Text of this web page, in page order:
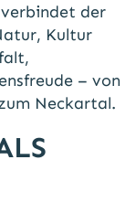
der
Kultur
– von
Neckartal.